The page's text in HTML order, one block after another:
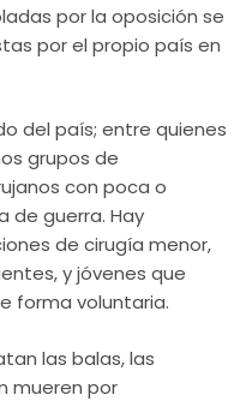
por la oposición se
por el propio país en
del país; entre quienes
grupos de
con poca o
de guerra. Hay
de cirugía menor,
y jóvenes que
forma voluntaria.
las balas, las
mueren por